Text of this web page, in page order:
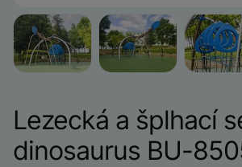
Lezecká a šplhací
dinosaurus BU-